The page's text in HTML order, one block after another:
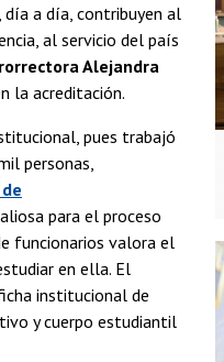
a día, contribuyen al
al servicio del país
Alejandra
la acreditación.
pues trabajó
personas,
para el proceso
funcionarios valora el
en ella. El
institucional de
y cuerpo estudiantil